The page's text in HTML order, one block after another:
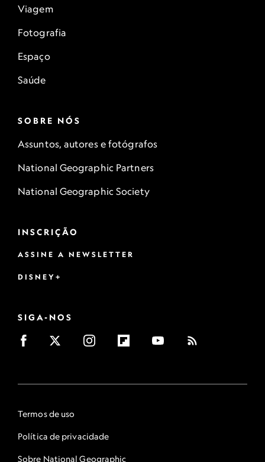
Viagem
Fotografia
Espaço
Saúde
SOBRE NÓS
Assuntos, autores e fotógrafos
National Geographic Partners
National Geographic Society
INSCRIÇÃO
ASSINE A NEWSLETTER
DISNEY+
SIGA-NOS
Termos de uso
Política de privacidade
Sobre National Geographic